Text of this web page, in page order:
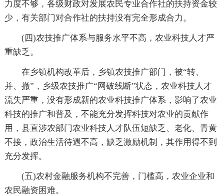
力度不够，各级财政对发展农民专业合作社的扶持资金较
少，有关部门对合作社的扶持没有完全形成合力。
(四)农技推广体系与服务水平不高，农业科技人才严
重缺乏。
在乡镇机构改革后，乡镇农技推广部门，被“转、
并、撤”，乡级农技推广“网破线断”状态，农业科技人才
流失严重，没有形成新的农业科技推广体系，影响了农业
科技的推广和普及，不能充分发挥科技对农业的贡献作
用，县直涉农部门农业科技人才队伍短缺乏、老化、青黄
不接，政治生活待遇不高，缺乏激励机制，其作用得不到
充分发挥。
(五)农村金融服务机构不完善，门槛高，农业企业和
农民融资困难。